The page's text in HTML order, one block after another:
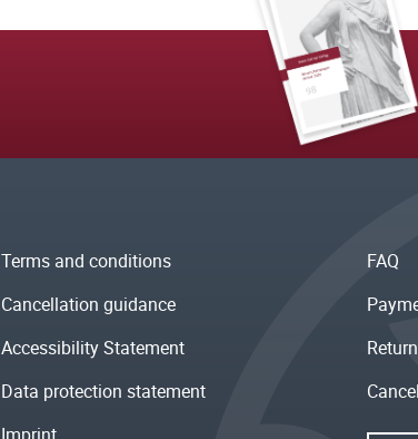
Terms and conditions
Cancellation guidance
Accessibility Statement
Data protection statement
FAQ